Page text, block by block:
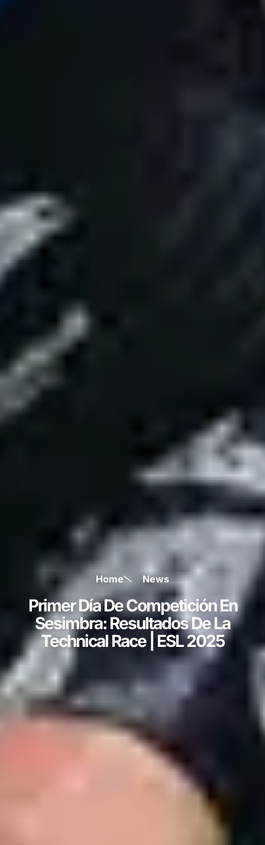
Home News
Primer Día De Competición En
Sesimbra: Resultados De La
Technical Race | ESL 2025